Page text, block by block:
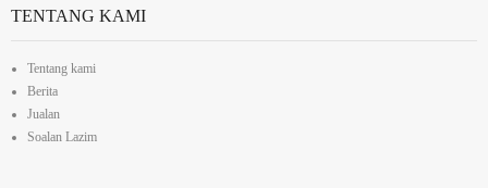
TENTANG KAMI
Tentang kami
Berita
Jualan
Soalan Lazim